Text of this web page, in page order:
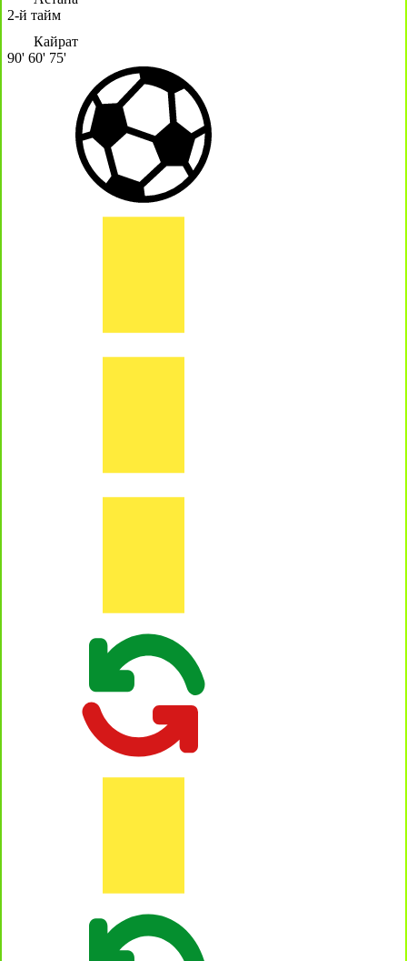
2-й тайм
Кайрат
90' 60' 75'